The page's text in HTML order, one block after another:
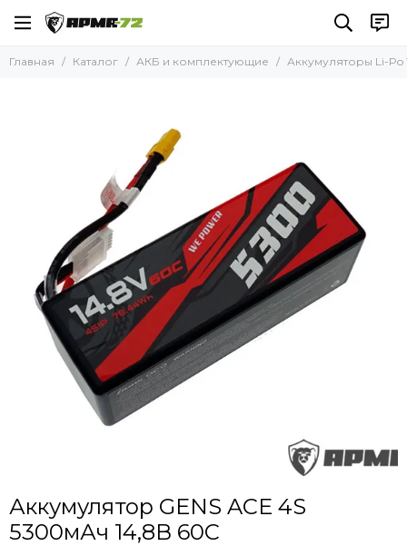
АКБ и комплектующие
Аккумуляторы Li-Po 22,2В
Аккумуляторы Li-Po 22,8В
Аккумуляторы Li-Po 44,4В
Аккумуляторы Li-Po 45,6В
Аккумуляторы Li-ion 21,9В
Аккумуляторы Li-ion 22,2В
Аккумуляторы Li-ion 23,1В
Главная Каталог АКБ и комплектующие Аккумуляторы Li-Po
Аккумулятор GENS ACE 4S
5300мАч 14,8В 60C